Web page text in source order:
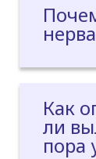
Как
ли
пора